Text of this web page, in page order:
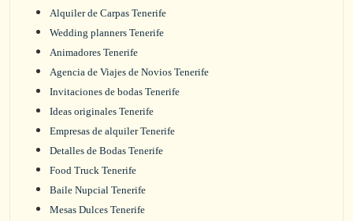
Alquiler de Carpas Tenerife
Wedding planners Tenerife
Animadores Tenerife
Agencia de Viajes de Novios Tenerife
Invitaciones de bodas Tenerife
Ideas originales Tenerife
Empresas de alquiler Tenerife
Detalles de Bodas Tenerife
Food Truck Tenerife
Baile Nupcial Tenerife
Mesas Dulces Tenerife